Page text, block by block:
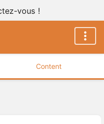
vous !
Content